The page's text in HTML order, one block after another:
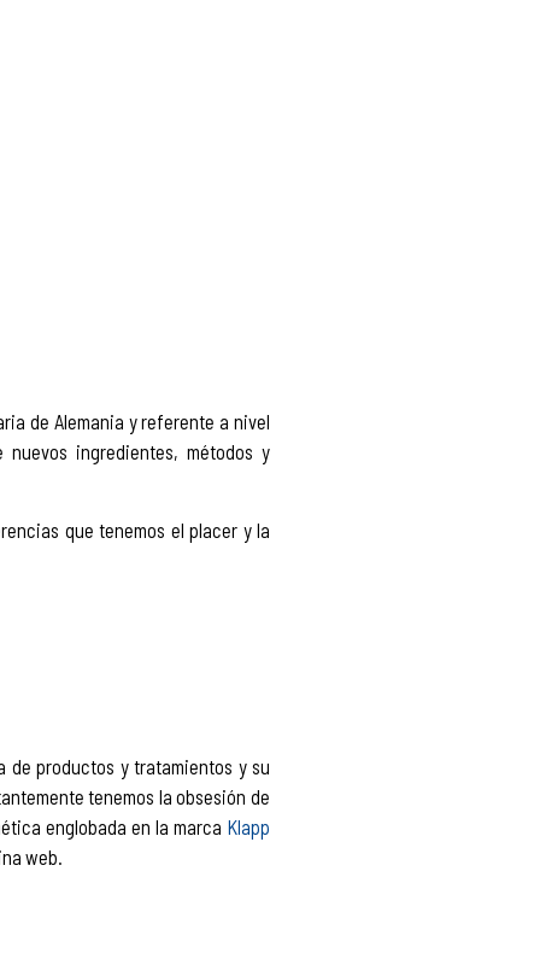
de Alemania y referente a nivel
ingredientes, métodos y
que tenemos el placer y la
de productos y tratamientos y su
tenemos la obsesión de
englobada en la marca Klapp
web.